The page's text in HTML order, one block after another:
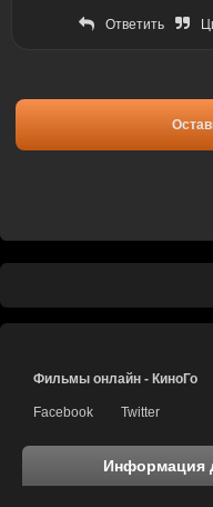
Ответить
Фильмы онлайн - КиноГо
Facebook Twitter
Информация